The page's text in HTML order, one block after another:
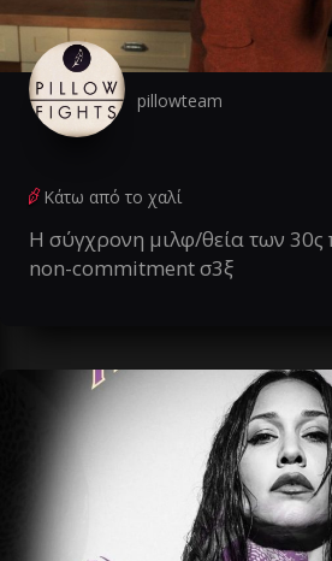
pillowteam
Κάτω από το χαλί
Η σύγχρονη μιλφ/θεία των
non-commitment σ3ξ